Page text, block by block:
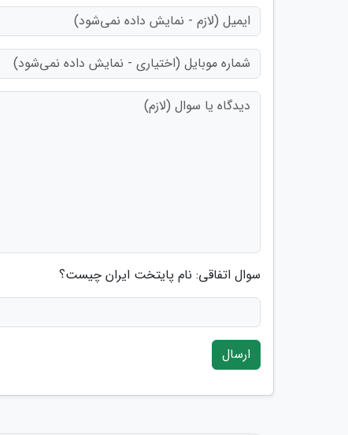
سوال اتفاقی: نام پایتخت ایران چیست؟
ارسال